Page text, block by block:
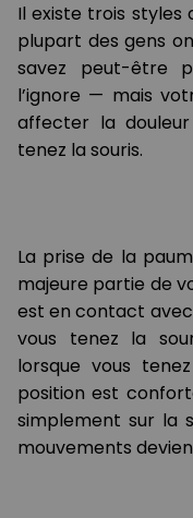
Il existe trois styles
plupart des gens
savez peut-être
l’ignore — mais
affecter la
tenez la souris.
La prise de la
majeure partie de
est en contact avec
vous tenez la
lorsque vous
position est
simplement sur la
mouvements